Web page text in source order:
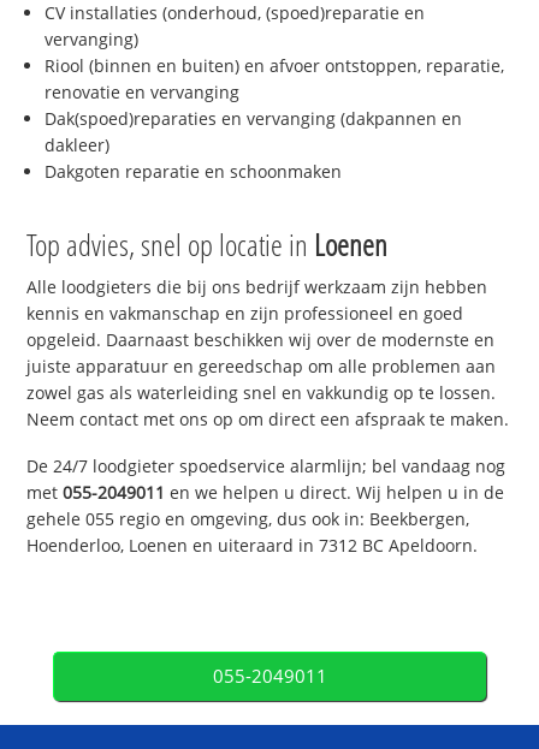
CV installaties (onderhoud, (spoed)reparatie en
vervanging)
Riool (binnen en buiten) en afvoer ontstoppen, reparatie,
renovatie en vervanging
Dak(spoed)reparaties en vervanging (dakpannen en
dakleer)
Dakgoten reparatie en schoonmaken
Top advies, snel op locatie in Loenen
Alle loodgieters die bij ons bedrijf werkzaam zijn hebben
kennis en vakmanschap en zijn professioneel en goed
opgeleid. Daarnaast beschikken wij over de modernste en
juiste apparatuur en gereedschap om alle problemen aan
zowel gas als waterleiding snel en vakkundig op te lossen.
Neem contact met ons op om direct een afspraak te maken.
De 24/7 loodgieter spoedservice alarmlijn; bel vandaag nog
met055-2049011 en we helpen u direct. Wij helpen u in de
gehele 055 regio en omgeving, dus ook in: Beekbergen,
Hoenderloo, Loenen en uiteraard in 7312 BC Apeldoorn.
055-2049011